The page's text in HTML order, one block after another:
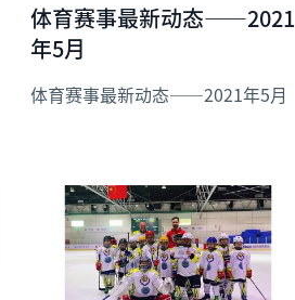
体育赛事最新动态——2021
年5月
体育赛事最新动态——2021年5月
News image